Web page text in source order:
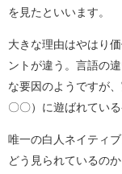
を見たといいます。
大きな理由はやはり
ントが違う。言語の
な要因のようですが
〇〇）に遊ばれてい
唯一の白人ネイティ
どう見られているの